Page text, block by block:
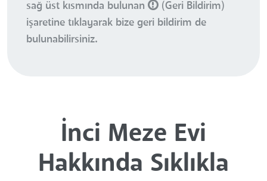
sağ üst kısmında bulunan
(Geri Bildirim)
işaretine tıklayarak bize geri bildirim de
bulunabilirsiniz.
İnci Meze Evi
Hakkında Sıklıkla